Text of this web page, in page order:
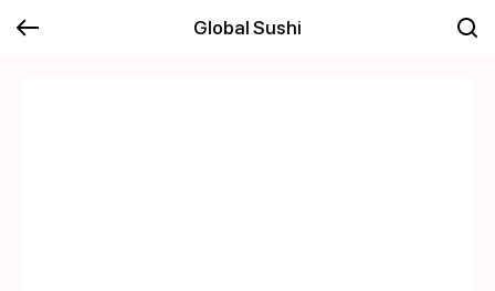
Global Sushi